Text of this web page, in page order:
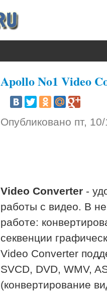
Apollo No1 Video
Опубликовано пт,
Video Converter -
работы с видео. В
работе:
секвенции
Video Converter
SVCD, DVD, WMV,
(конвертирование